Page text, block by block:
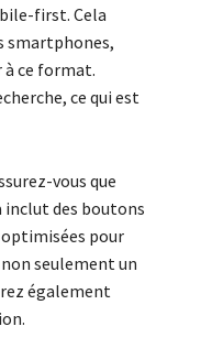
first. Cela
smartphones,
à ce format.
ce qui est
vous que
inclut des boutons
optimisées pour
seulement un
également